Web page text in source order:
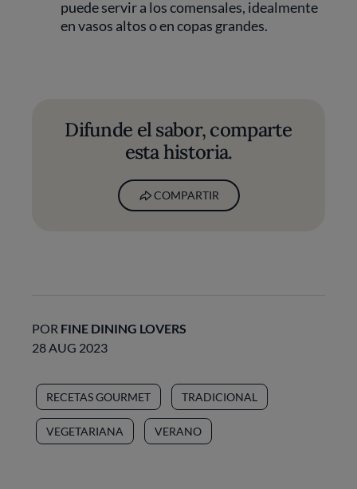
puede servir a los comensales, idealmente
en vasos altos o en copas grandes.
Difunde el sabor, comparte
esta historia.
COMPARTIR
POR FINE DINING LOVERS
28 AUG 2023
RECETAS GOURMET TRADICIONAL
VEGETARIANA VERANO